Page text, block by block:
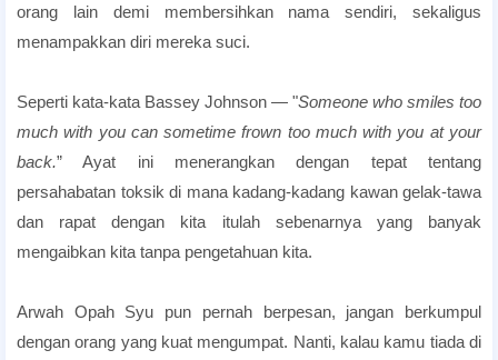
orang lain demi membersihkan nama sendiri, sekaligus
menampakkan diri mereka suci.
Seperti kata-kata Bassey Johnson ― "Someone who smiles too
much with you can sometime frown too much with you at your
back.” Ayat ini menerangkan dengan tepat tentang
persahabatan toksik di mana kadang-kadang kawan gelak-tawa
dan rapat dengan kita itulah sebenarnya yang banyak
mengaibkan kita tanpa pengetahuan kita.
Arwah Opah Syu pun pernah berpesan, jangan berkumpul
dengan orang yang kuat mengumpat. Nanti, kalau kamu tiada di